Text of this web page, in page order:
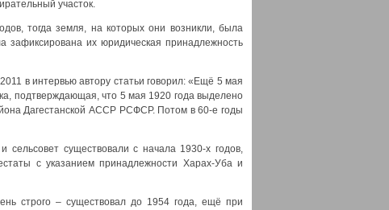
участок.
тогда земля, на которых они возникли, была
их юридическая принадлежность
в интервью автору статьи говорил: «Ещё 5 мая
подтверждающая, что 5 мая 1920 года выделено
Дагестанской АССР РСФСР. Потом в 60-е годы
существовали с начала 1930-х годов,
с указанием принадлежности Харах-Уба и
строго – существовал до 1954 года, ещё при